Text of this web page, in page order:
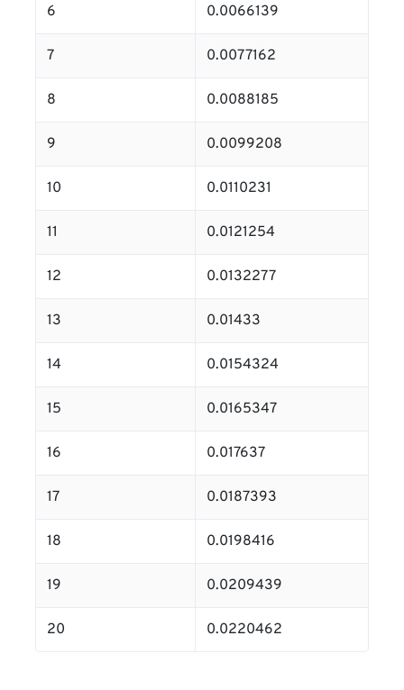
6 0.0066139
7 0.0077162
8 0.0088185
9 0.0099208
10 0.0110231
11 0.0121254
12 0.0132277
13 0.01433
14 0.0154324
15 0.0165347
16 0.017637
17 0.0187393
18 0.0198416
19 0.0209439
20 0.0220462